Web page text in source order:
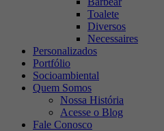
Toalete
Diversos
Necessaires
Personalizados
Portfólio
Socioambiental
Quem Somos
Nossa História
Acesse o Blog
Fale Conosco